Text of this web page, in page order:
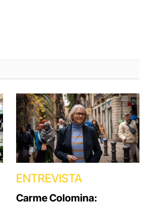
ENTREVISTA
Carme Colomina: